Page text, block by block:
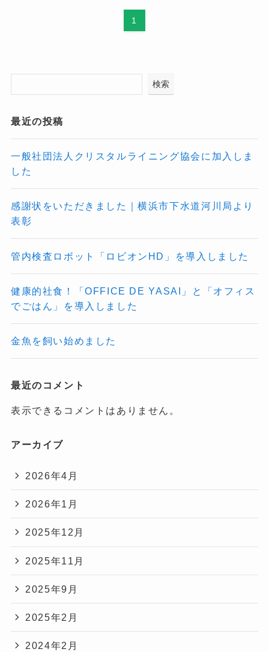
1
検索
最近の投稿
一般社団法人クリスタルライニング協会に加入しま
した
感謝状をいただきました｜横浜市下水道河川局より
表彰
管内検査ロボット「ロビオンHD」を導入しました
健康的社食！「OFFICE DE YASAI」と「オフィス
でごはん」を導入しました
金魚を飼い始めました
最近のコメント
表示できるコメントはありません。
アーカイブ
2026年4月
2026年1月
2025年12月
2025年11月
2025年9月
2025年2月
2024年2月